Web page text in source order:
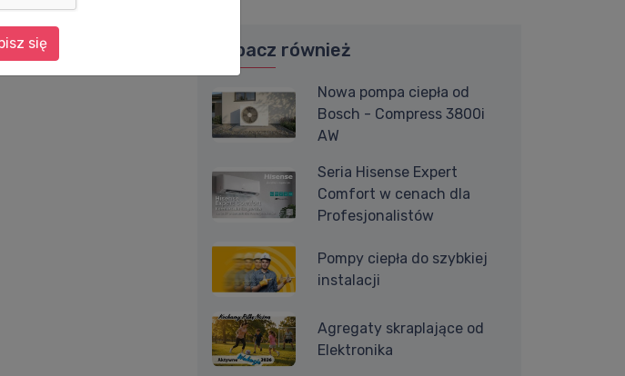
Zobacz również
Nowa pompa ciepła od
Bosch - Compress 3800i
AW
Seria Hisense Expert
Comfort w cenach dla
Profesjonalistów
Pompy ciepła do szybkiej
instalacji
Agregaty skraplające od
Elektronika
się